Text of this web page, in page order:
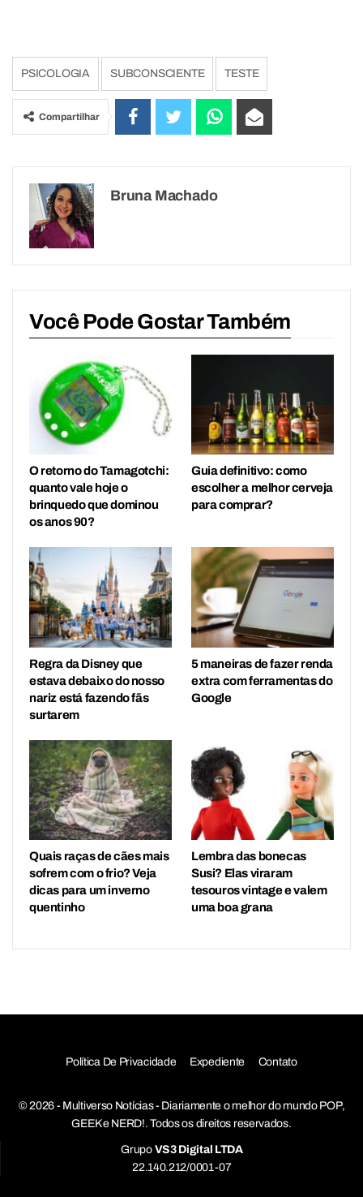
PSICOLOGIA SUBCONSCIENTE TESTE
Compartilhar
Bruna Machado
Você Pode Gostar Também
O retorno do Tamagotchi:
quanto vale hoje o
brinquedo que dominou
os anos 90?
Guia definitivo: como
escolher a melhor cerveja
para comprar?
Regra da Disney que
estava debaixo do nosso
nariz está fazendo fãs
surtarem
5 maneiras de fazer renda
extra com ferramentas do
Google
Quais raças de cães mais
sofrem com o frio? Veja
dicas para um inverno
quentinho
Lembra das bonecas
Susi? Elas viraram
tesouros vintage e valem
uma boa grana
Política De Privacidade Expediente Contato
© 2026 - Multiverso Notícias - Diariamente o melhor do mundo POP,
GEEK e NERD!. Todos os direitos reservados.
Grupo VS3 Digital LTDA
22.140.212/0001-07